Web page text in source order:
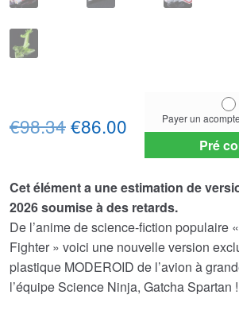
your
option
Payer un acompte
Pré
€98.34Le
initial
était :
€98.34.
€86.00 Le
prix
actuel
est :
€86.00.
Cet élément a une estimation de
2026 soumise à des retards.
De l’anime de science-fiction populaire
Fighter » voici une nouvelle version
plastique MODEROID de l’avion à
l’équipe Science Ninja, Gatcha Spartan !